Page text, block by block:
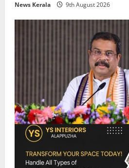
News Kerala 9th August 2026